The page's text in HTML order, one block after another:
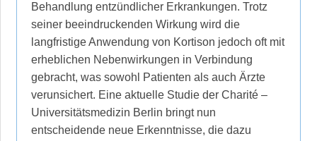
Behandlung entzündlicher Erkrankungen. Trotz
seiner beeindruckenden Wirkung wird die
langfristige Anwendung von Kortison jedoch oft mit
erheblichen Nebenwirkungen in Verbindung
gebracht, was sowohl Patienten als auch Ärzte
verunsichert. Eine aktuelle Studie der Charité –
Universitätsmedizin Berlin bringt nun
entscheidende neue Erkenntnisse, die dazu